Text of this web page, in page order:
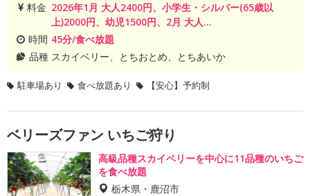
料金 2026年1月 大人2400円、小学生・シルバー(65歳以
上)2000円、幼児1500円、2月 大人...
時間 45分/食べ放題
品種 スカイベリー、とちおとめ、とちあいか
駐車場あり 食べ放題あり 【安心】予約制
ベリーズファン いちご狩り
高級品種スカイベリーを中心に11品種のいちご
を食べ放題
栃木県・鹿沼市